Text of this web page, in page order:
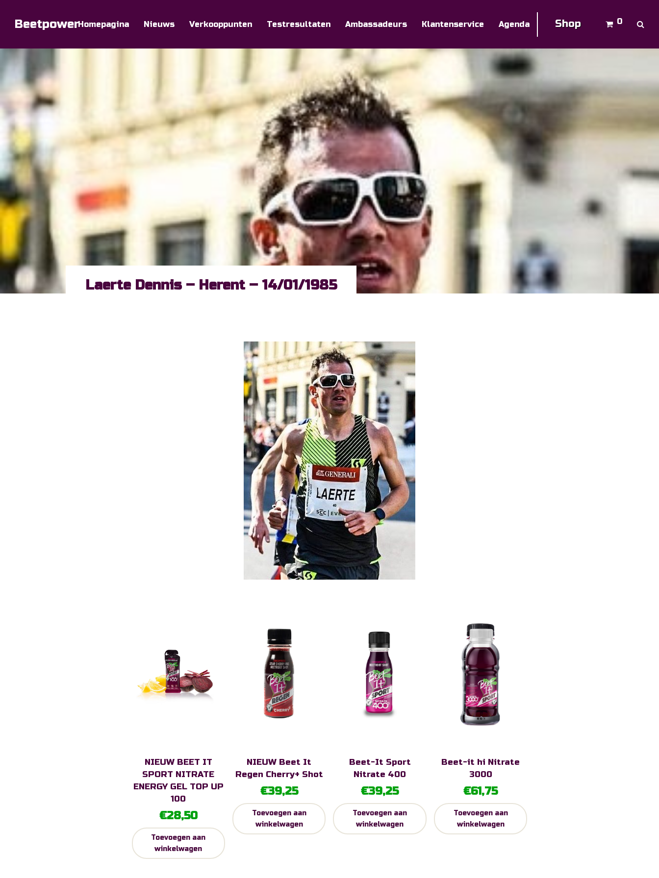
BeetpowerHomepagina Nieuws Verkooppunten Testresultaten Ambassadeurs Klantenservice Agenda Shop 0
Laerte Dennis – Herent – 14/01/1985
NIEUW BEET IT
SPORT NITRATE
ENERGY GEL TOP UP
100
€28,50
Toevoegen aan
winkelwagen
NIEUW Beet It
Regen Cherry+ Shot
€39,25
Toevoegen aan
winkelwagen
Beet-It Sport
Nitrate 400
€39,25
Toevoegen aan
winkelwagen
Beet-it hi Nitrate
3000
€61,75
Toevoegen aan
winkelwagen